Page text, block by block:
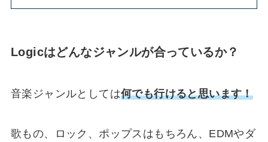
Logicはどんなジャンルが合っているか？
音楽ジャンルとしては何でも行けると思います！
歌もの、ロック、ポップスはもちろん、EDMやダ